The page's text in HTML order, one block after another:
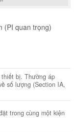
(PI quan trọng)
thiết bị. Thường áp
số lượng (Section IA,
trong cùng một kiện